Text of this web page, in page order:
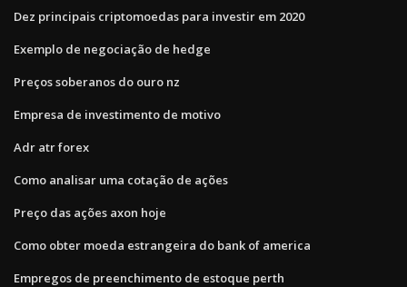
Dez principais criptomoedas para investir em 2020
Exemplo de negociação de hedge
Preços soberanos do ouro nz
Empresa de investimento de motivo
Adr atr forex
Como analisar uma cotação de ações
Preço das ações axon hoje
Como obter moeda estrangeira do bank of america
Empregos de preenchimento de estoque perth